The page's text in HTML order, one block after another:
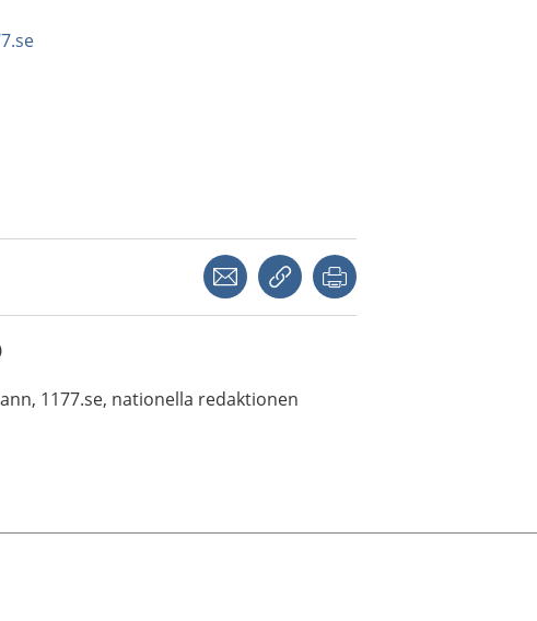
Dela via mejlKopiera länk
1177.se, nationella redaktionen